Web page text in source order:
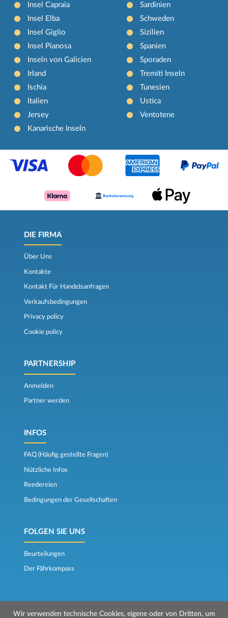
Insel Capraia
Insel Elba
Insel Giglio
Insel Pianosa
Inseln von Galicien
Irland
Ischia
Italien
Jersey
Kanarische Inseln
Sardinien
Schweden
Sizilien
Spanien
Sporaden
Tremiti Inseln
Tunesien
Ustica
Ventotene
DIE FIRMA
Über Uns
Kontakte
Kontakt Für Handelsanfragen
Verkaufsbedingungen
Privacy policy
Cookie policy
PARTNERSHIP
Anmelden
Partner werden
INFOS
FAQ (Häufig gestellte Fragen)
Nützliche Infos
Reedereien
Bedingungen der Gesellschaften
FOLGEN SIE UNS
Beurteilungen
Der Fährkompass
Wir verwenden technische Cookies, eigene oder von Dritten, um